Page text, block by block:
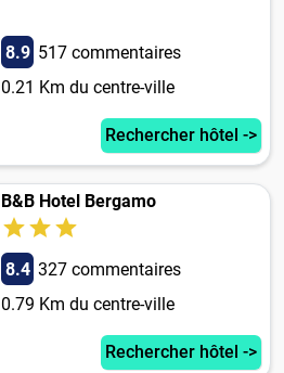
8.9 517 commentaires
0.21 Km du centre-ville
Rechercher hôtel ->
B&B Hotel Bergamo
8.4 327 commentaires
0.79 Km du centre-ville
Rechercher hôtel ->